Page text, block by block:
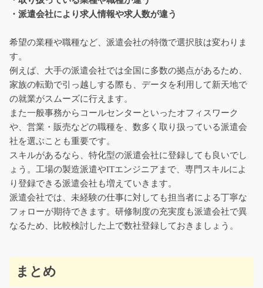
・派遣会社により求人情報や求人数が違う
希望の業種や職種など、派遣会社の特徴で選択肢は変わりま
す。
例えば、大手の派遣会社では全国に多数の拠点があるため、
家族の転勤で引っ越しする際も、データを利用して新天地で
の就業がスムーズに行えます。
また一般事務からコールセンターといったオフィスワーク
や、営業・販売などの職種を、数多く取り扱っている派遣会
社を選ぶことも重要です。
スキルがあるなら、特化型の派遣会社に登録しても良いでし
ょう。工場の製造派遣やITエンジニアまで、専門スキルによ
り登録できる派遣会社も増えていきます。
派遣会社では、未経験の仕事に対しても担当者による丁寧な
フォローが期待できます。研修制度の充実度も派遣会社で異
なるため、比較検討した上で数社登録しておきましょう。
まとめ